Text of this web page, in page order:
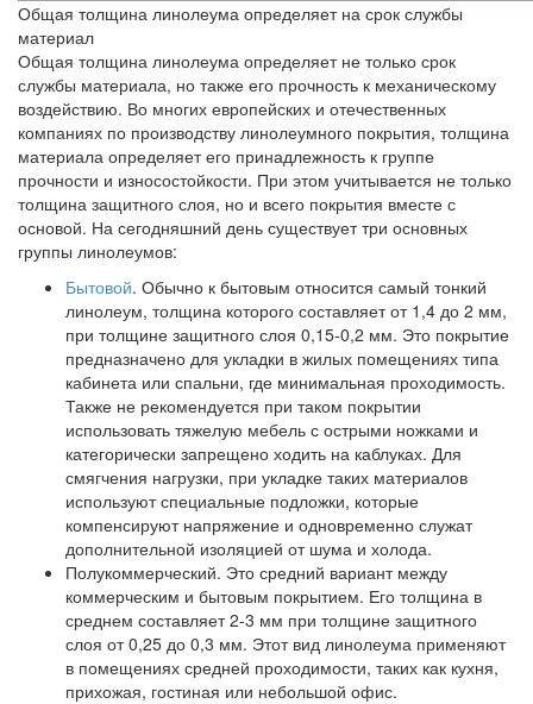
Общая толщина линолеума определяет на срок службы
материал
Общая толщина линолеума определяет не только срок
службы материала, но также его прочность к механическому
воздействию. Во многих европейских и отечественных
компаниях по производству линолеумного покрытия, толщина
материала определяет его принадлежность к группе
прочности и износостойкости. При этом учитывается не только
толщина защитного слоя, но и всего покрытия вместе с
основой. На сегодняшний день существует три основных
группы линолеумов:
Бытовой. Обычно к бытовым относится самый тонкий
линолеум, толщина которого составляет от 1,4 до 2 мм,
при толщине защитного слоя 0,15-0,2 мм. Это покрытие
предназначено для укладки в жилых помещениях типа
кабинета или спальни, где минимальная проходимость.
Также не рекомендуется при таком покрытии
использовать тяжелую мебель с острыми ножками и
категорически запрещено ходить на каблуках. Для
смягчения нагрузки, при укладке таких материалов
используют специальные подложки, которые
компенсируют напряжение и одновременно служат
дополнительной изоляцией от шума и холода.
Полукоммерческий. Это средний вариант между
коммерческим и бытовым покрытием. Его толщина в
среднем составляет 2-3 мм при толщине защитного
слоя от 0,25 до 0,3 мм. Этот вид линолеума применяют
в помещениях средней проходимости, таких как кухня,
прихожая, гостиная или небольшой офис.